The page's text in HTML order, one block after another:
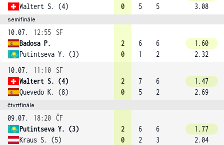
Waltert S. (4)
0
5
5
3.08
semifinále
10.07. 12:55
SF
Badosa P.
Putintseva Y. (3)
2
0
6
1
6
2
1.60
2.32
10.07.
11:10
SF
Waltert S. (4)
Quevedo K. (8)
2
0
7
5
6
2
1.47
2.69
čtvrtfinále
09.07. 18:20 ČF
Putintseva Y. (3)
Kraus S. (5)
2
0
6
2
6
3
1.77
2.04